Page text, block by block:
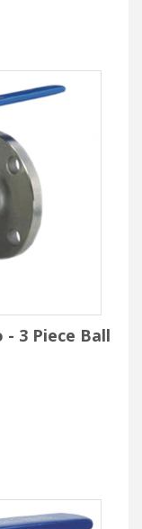
- 3 Piece Ball